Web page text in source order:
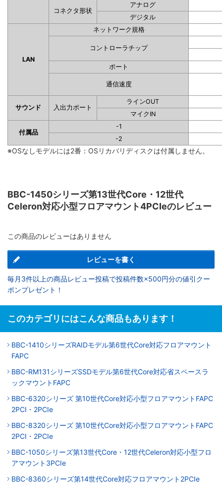
コネクタ形状
アナログ
デジタル
LAN
ネットワーク規格
コントローラチップ
ポート
通信速度
サウンド 入出力ポート
ラインOUT
マイクIN
付属品
-1
-2
※OSなしモデルには2番：OSリカバリディスクは付属しません。
BBC-1450シリーズ第13世代Core・12世代
Celeron対応小型フロアマウント4PCIeのレビュー
この商品のレビューはありません
レビューを書く
毎月3件以上の商品レビュー投稿で投稿件数×500円分の値引クー
ポンプレゼント！
このカテゴリにはこんな商品もあります！
BBC-1410シリーズRAIDモデル第6世代Core対応フロアマウント
FAPC
BBC-RM131シリーズSSDモデル第6世代Core対応省スペースラ
ックマウントFAPC
BBC-6320シリーズ 第10世代Core対応小型フロアマウントFAPC
2PCI・2PCIe
BBC-8320シリーズ 第10世代Core対応小型フロアマウントFAPC
2PCI・2PCIe
BBC-1050シリーズ第13世代Core・12世代Celeron対応小型フロ
アマウント3PCIe
BBC-8360シリーズ第14世代Core対応フロアマウント2PCIe